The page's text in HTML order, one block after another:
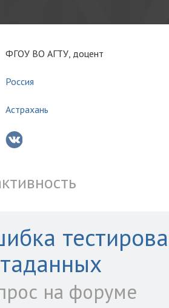
ФГОУ ВО АГТУ, доцент
Россия
Астрахань
на форуме